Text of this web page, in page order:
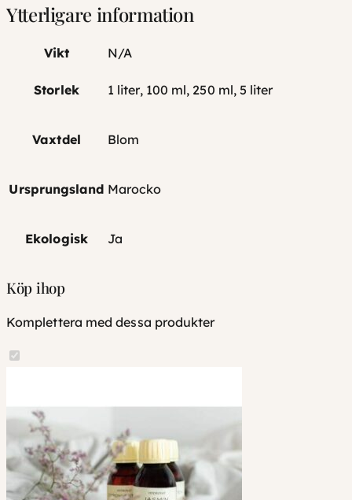
Ytterligare information
Vikt N/A
Storlek 1 liter, 100 ml, 250 ml, 5 liter
Vaxtdel Blom
Ursprungsland Marocko
Ekologisk Ja
Köp ihop
Komplettera med dessa produkter